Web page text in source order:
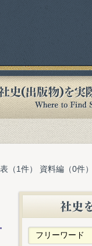
（1件） 資料編（0件）